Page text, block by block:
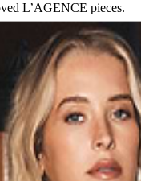
L’AGENCE pieces.